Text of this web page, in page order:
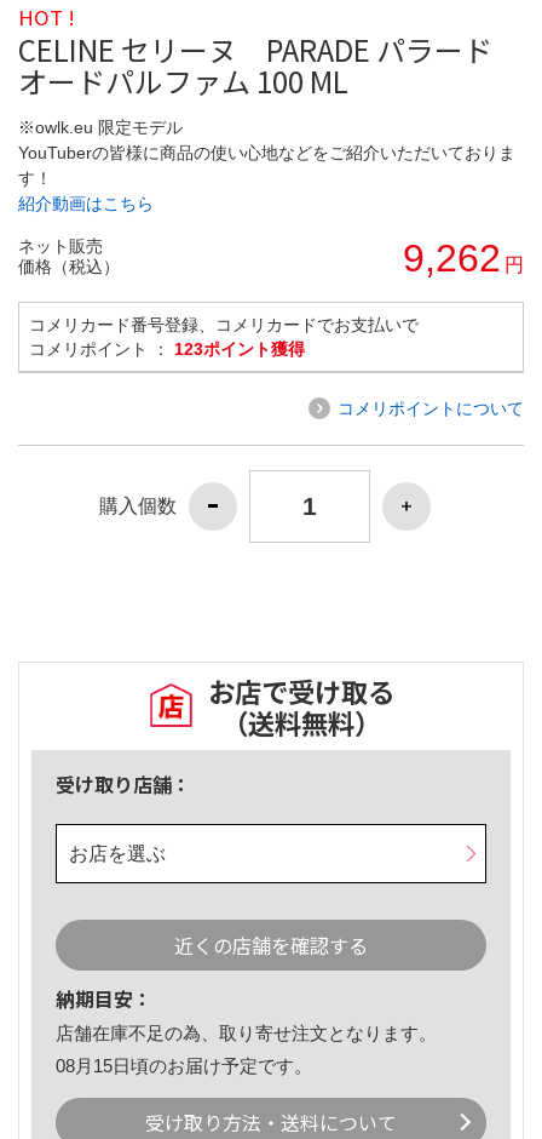
HOT !
CELINE セリーヌ PARADE パラード
オードパルファム 100 ML
※owlk.eu 限定モデル
YouTuberの皆様に商品の使い心地などをご紹介いただいておりま
す！
紹介動画はこちら
ネット販売
価格（税込）
9,262 円
コメリカード番号登録、コメリカードでお支払いで
コメリポイント ： 123ポイント獲得
コメリポイントについて
購入個数
お店で受け取る
（送料無料）
受け取り店舗：
お店を選ぶ
近くの店舗を確認する
納期目安：
店舗在庫不足の為、取り寄せ注文となります。
08月15日頃のお届け予定です。
受け取り方法・送料について